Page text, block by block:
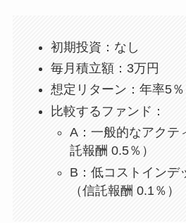
初期投資：なし
毎月積立額：3万円
想定リターン：年率5％
比較するファンド：
A：一般的なアクテ
託報酬 0.5％）
B：低コストインデ
（信託報酬 0.1％）